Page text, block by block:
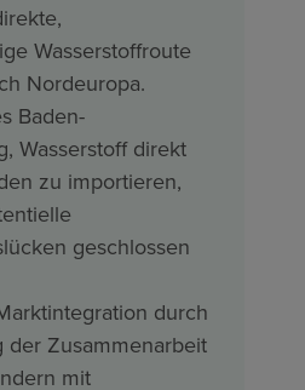
Wasserstoffroute
Nordeuropa.
Baden-
Wasserstoff direkt
zu importieren,
geschlossen
durch
der Zusammenarbeit
mit